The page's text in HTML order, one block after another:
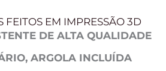
FEITOS EM IMPRESSÃO 3D
DE ALTA QUALIDADE
ARGOLA INCLUÍDA